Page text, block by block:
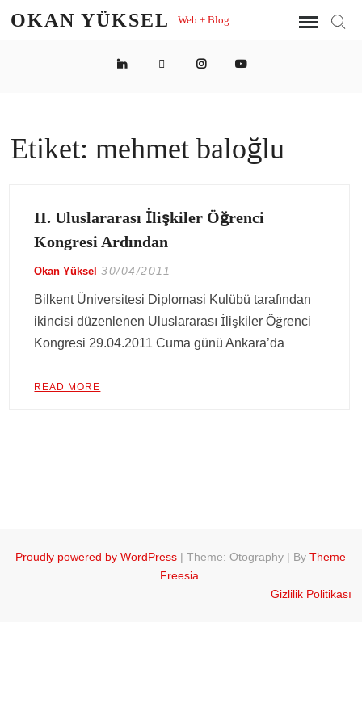
OKAN YÜKSEL Web + Blog
LinkedInTwitter InstagramYouTube
Etiket:mehmet baloğlu
II. Uluslararası İlişkiler Öğrenci
Kongresi Ardından
Okan Yüksel 30/04/2011
Bilkent Üniversitesi Diplomasi Kulübü tarafından
ikincisi düzenlenen Uluslararası İlişkiler Öğrenci
Kongresi 29.04.2011 Cuma günü Ankara’da
READ MORE
Proudly powered by WordPress |Theme: Otography | ByTheme
Freesia
Gizlilik Politikası